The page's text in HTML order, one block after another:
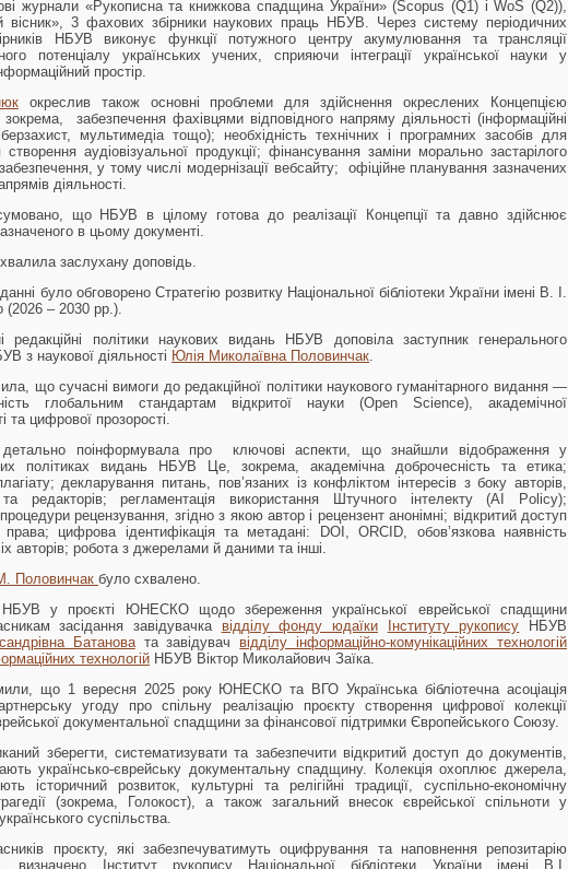
журнали «Рукописна та книжкова спадщина України» (Scopus (Q1) і WoS (Q2)),
вісник», 3 фахових збірники наукових праць НБУВ. Через систему періодичних
НБУВ виконує функції потужного центру акумулювання та трансляції
потенціалу українських учених, сприяючи інтеграції української науки у
простір.
окреслив також основні проблеми для здійснення окреслених Концепцією
забезпечення фахівцями відповідного напряму діяльності (інформаційні
мультимедіа тощо); необхідність технічних і програмних засобів для
створення аудіовізуальної продукції; фінансування заміни морально застарілого
у тому числі модернізації вебсайту; офіційне планування зазначених
діяльності.
що НБУВ в цілому готова до реалізації Концепції та давно здійснює
в цьому документі.
заслухану доповідь.
було обговорено Стратегію розвитку Національної бібліотеки України імені В. І.
(2026 – 2030 рр.).
редакційні політики наукових видань НБУВ доповіла заступник генерального
з наукової діяльності Юлія Миколаївна Половинчак
що сучасні вимоги до редакційної політики наукового гуманітарного видання —
глобальним стандартам відкритої науки (Open Science), академічної
та цифрової прозорості.
детально поінформувала про ключові аспекти, що знайшли відображення у
політиках видань НБУВ Це, зокрема, академічна доброчесність та етика;
декларування питань, пов’язаних із конфліктом інтересів з боку авторів,
та редакторів; регламентація використання Штучного інтелекту (AI Policy);
рецензування, згідно з якою автор і рецензент анонімні; відкритий доступ
права; цифрова ідентифікація та метадані: DOI, ORCID, обов’язкова наявність
авторів; робота з джерелами й даними та інші.
Половинчак було схвалено.
у проєкті ЮНЕСКО щодо збереження української еврейської спадщини
засідання завідувачка відділу фонду юдаїки Інституту рукопису НБУВ
Батановата завідувач відділу інформаційно-комунікаційних технологій
технологій НБУВ Віктор Миколайович Заїка.
що 1 вересня 2025 року ЮНЕСКО та ВГО Українська бібліотечна асоціація
угоду про спільну реалізацію проєкту створення цифрової колекції
документальної спадщини за фінансової підтримки Європейського Союзу.
зберегти, систематизувати та забезпечити відкритий доступ до документів,
українсько-єврейську документальну спадщину. Колекція охоплює джерела,
історичний розвиток, культурні та релігійні традиції, суспільно-економічну
(зокрема, Голокост), а також загальний внесок єврейської спільноти у
суспільства.
проєкту, які забезпечуватимуть оцифрування та наповнення репозитарію
визначено Інститут рукопису Національної бібліотеки України імені В.І.